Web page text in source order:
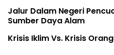
Jalur Dalam Negeri
Sumber Daya Alam
Krisis Iklim Vs. Krisis